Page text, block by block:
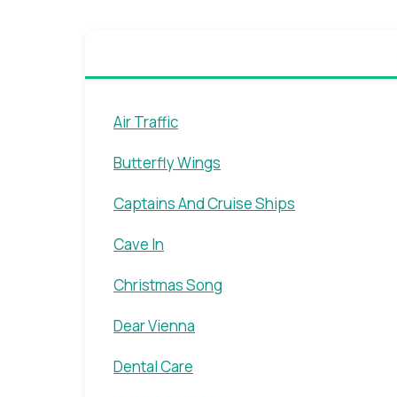
Air Traffic
Butterfly Wings
Captains And Cruise Ships
Cave In
Christmas Song
Dear Vienna
Dental Care